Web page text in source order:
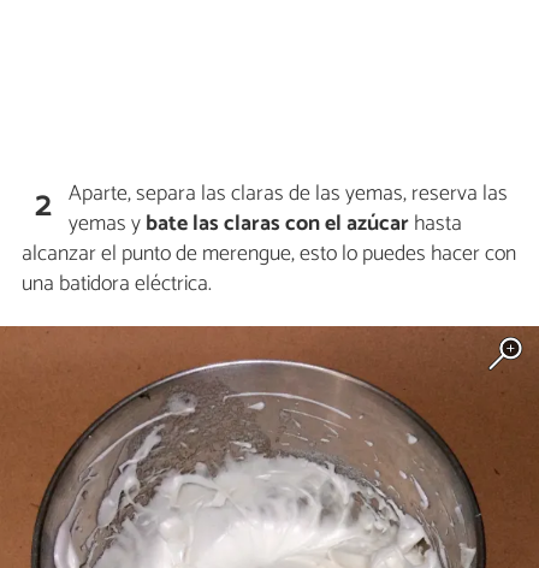
2 Aparte, separa las claras de las yemas, reserva las
yemas ybate las claras con el azúcarhasta
alcanzar el punto de merengue, esto lo puedes hacer con
una batidora eléctrica.